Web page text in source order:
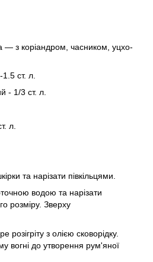
— з коріандром, часником, уцхо-
ст. л.
- 1/3 ст. л.
л.
та нарізати півкільцями.
водою та нарізати
розміру. Зверху
розігріту з олією сковорідку.
вогні до утворення рум'яної